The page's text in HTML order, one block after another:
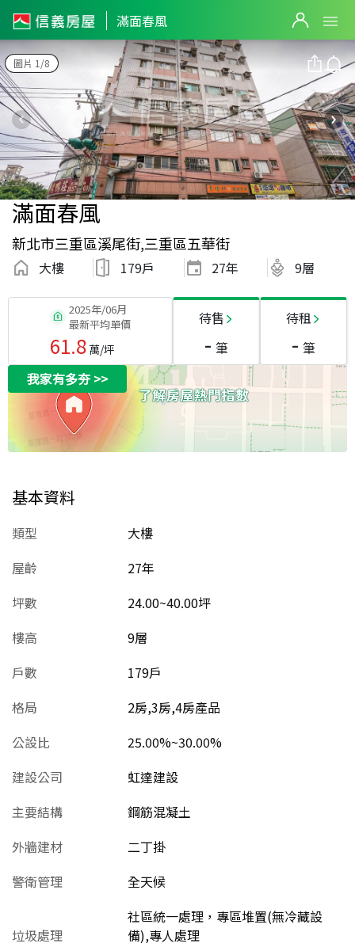
滿面春風
圖片 1/8
滿面春風
新北市三重區溪尾街,三重區五華街
大樓 179戶 27年 9層
2025年/06月
最新平均單價
61.8萬/坪
待售
- 筆
待租
- 筆
我家有多夯>>
基本資料
類型
大樓
屋齡
27年
坪數
24.00~40.00坪
樓高
9層
戶數
179戶
格局
2房,3房,4房產品
公設比
25.00%~30.00%
建設公司
虹達建設
主要結構
鋼筋混凝土
外牆建材
二丁掛
警衛管理
全天候
垃圾處理
社區統一處理，專區堆置(無冷藏設
備),專人處理